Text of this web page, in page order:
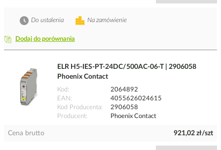
Dodaj do porównania
Na zamówienie
Do ustalenia
ELR H5-IES-PT-24DC/500AC-06-T | 2906058
Phoenix Contact
Kod
2064892
EAN
4055626024615
Kod Producenta
2906058
Producent
Phoenix Contact
Cena brutto 921,02 zł/szt